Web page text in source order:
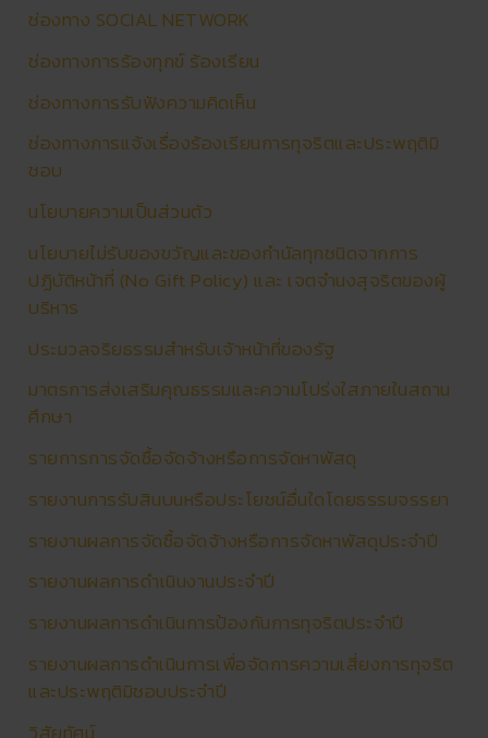
ช่องทาง SOCIAL NETWORK
ช่องทางการร้องทุกข์ ร้องเรียน
ช่องทางการรับฟังความคิดเห็น
ช่องทางการแจ้งเรื่องร้องเรียนการทุจริตและประพฤติมิ
ชอบ
นโยบายความเป็นส่วนตัว
นโยบายไม่รับของขวัญและของกำนัลทุกชนิดจากการ
ปฏิบัติหน้าที่ (No Gift Policy) และ เจตจำนงสุจริตของผู้
บริหาร
ประมวลจริยธรรมสำหรับเจ้าหน้าที่ของรัฐ
มาตรการส่งเสริมคุณธรรมและความโปร่งใสภายในสถาน
ศึกษา
รายการการจัดซื้อจัดจ้างหรือการจัดหาพัสดุ
รายงานการรับสินบนหรือประโยชน์อื่นใดโดยธรรมจรรยา
รายงานผลการจัดซื้อจัดจ้างหรือการจัดหาพัสดุประจำปี
รายงานผลการดําเนินงานประจําปี
รายงานผลการดำเนินการป้องกันการทุจริตประจำปี
รายงานผลการดำเนินการเพื่อจัดการความเสี่ยงการทุจริต
และประพฤติมิชอบประจำปี
วิสัยทัศน์